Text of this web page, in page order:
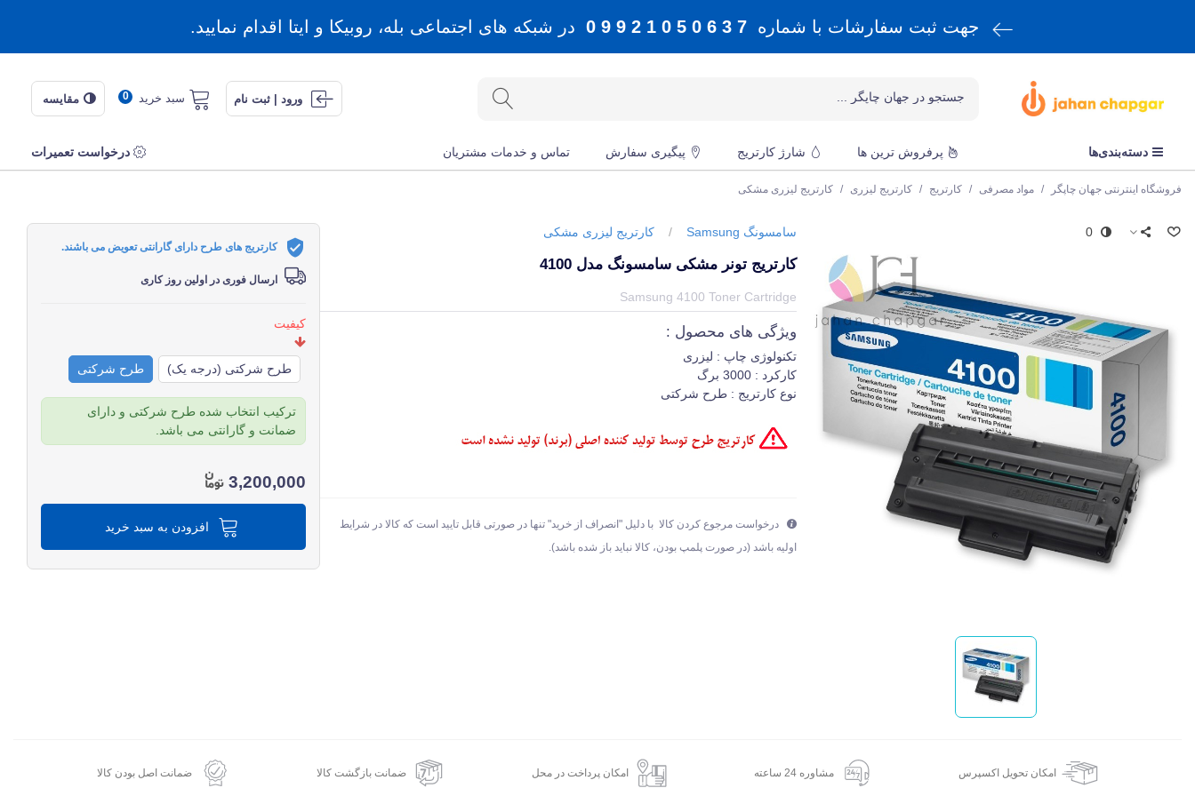
جهت ثبت سفارشات با شماره 7 3 6 0 5 0 1 2 9 9 0 در شبکه های اجتماعی بله، روبیکا و ایتا اقدام نمایید.
ورود | ثبت نام 0 سبد خرید مقایسه
دسته‌بندی‌ها پرفروش ترین ها شارژ کارتریج پیگیری سفارش تماس و خدمات مشتریان درخواست تعمیرات
فروشگاه اینترنتی جهان چاپگر / مواد مصرفی / کارتریج / کارتریج لیزری / کارتریج لیزری مشکی
0 سامسونگ Samsung / کارتریج لیزری مشکی
کارتریج تونر مشکی سامسونگ مدل 4100
Samsung 4100 Toner Cartridge
ویژگی های محصول :
تکنولوژی چاپ : لیزری
کارکرد : 3000 برگ
نوع کارتریج : طرح شرکتی
درخواست مرجوع کردن کالا با دلیل "انصراف از خرید" تنها در صورتی قابل تایید است که کالا در شرایط
اولیه باشد (در صورت پلمپ بودن، کالا نباید باز شده باشد).
کارتریج های طرح دارای گارانتی تعویض می باشند.
ارسال فوری در اولین روز کاری
کیفیت
طرح شرکتی (درجه یک) طرح شرکتی
ترکیب انتخاب شده طرح شرکتی و دارای
ضمانت و گارانتی می باشد.
3,200,000
افزودن به سبد خرید
امکان تحویل اکسپرس مشاوره 24 ساعته امکان پرداخت در محل ضمانت بازگشت کالا ضمانت اصل بودن کالا